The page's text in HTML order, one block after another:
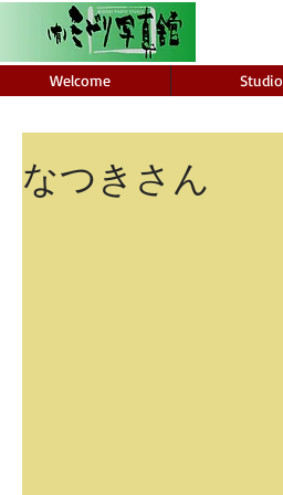
Welcome Studio
なつきさん